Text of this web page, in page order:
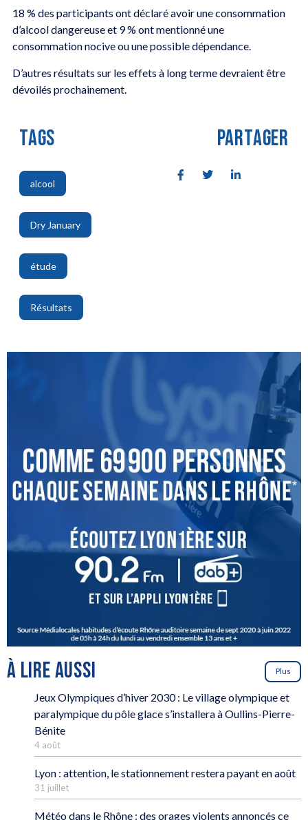
18 % des participants ont déclaré avoir une consommation
d’alcool dangereuse et 9 % ont mentionné une
consommation nocive ou une possible dépendance.
D’autres résultats sur les effets à long terme devraient être
dévoilés prochainement.
TAGS
alcool
,
Dry January
,
étude
,
Résultats
PARTAGER
À LIRE AUSSI Plus
Jeux Olympiques d’hiver 2030 : Le village olympique et
paralympique du pôle glace s’installera à Oullins-Pierre-
Bénite
4 août
Lyon : attention, le stationnement restera payant en août
31 juillet
Météo dans le Rhône : des orages violents annoncés ce